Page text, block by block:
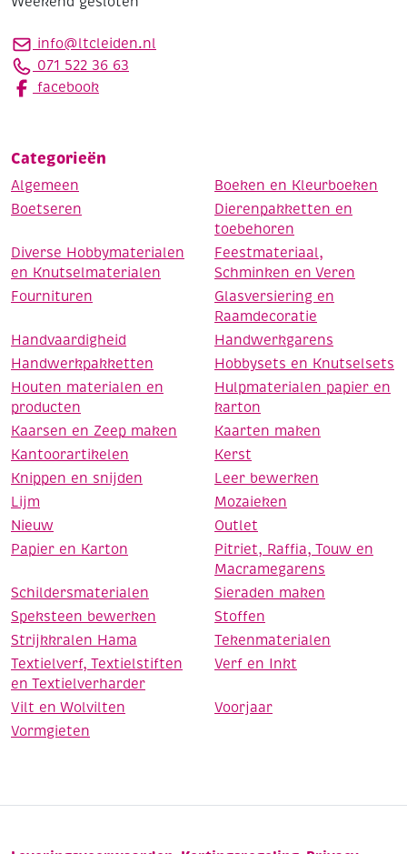
info@ltcleiden.nl
071 522 36 63
facebook
Categorieën
Algemeen
Boeken en Kleurboeken
Boetseren
Dierenpakketten en
toebehoren
Diverse Hobbymaterialen
en Knutselmaterialen
Feestmateriaal,
Schminken en Veren
Fournituren
Glasversiering en
Raamdecoratie
Handvaardigheid
Handwerkgarens
Handwerkpakketten
Hobbysets en Knutselsets
Houten materialen en
producten
Hulpmaterialen papier en
karton
Kaarsen en Zeep maken
Kaarten maken
Kantoorartikelen
Kerst
Knippen en snijden
Leer bewerken
Lijm
Mozaieken
Nieuw
Outlet
Papier en Karton
Pitriet, Raffia, Touw en
Macramegarens
Schildersmaterialen
Sieraden maken
Speksteen bewerken
Stoffen
Strijkkralen Hama
Tekenmaterialen
Textielverf, Textielstiften
en Textielverharder
Verf en Inkt
Vilt en Wolvilten
Voorjaar
Vormgieten